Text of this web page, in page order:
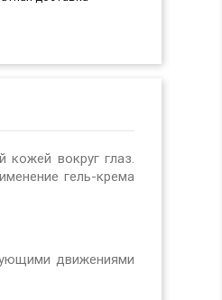
кожей вокруг глаз.
гель-крема
движениями